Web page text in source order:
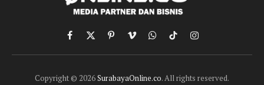
Facebook
X
(Twitter)
PinterestVimeoWhatsApp
TikTokInstagram
Copyright © 2026SurabayaOnline.co. All rights reserved.